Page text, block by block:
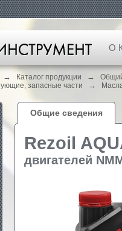
О
→ Каталог продукции →
запасные части
→
Общие сведения
Rezoil
двигателей